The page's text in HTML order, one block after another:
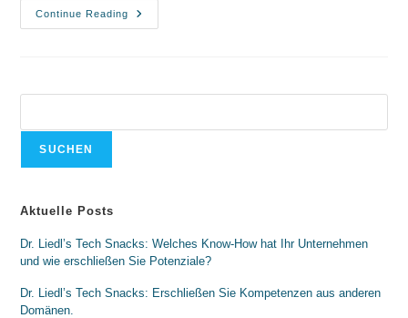
Continue Reading
SUCHEN
Aktuelle Posts
Dr. Liedl’s Tech Snacks: Welches Know-How hat Ihr Unternehmen
und wie erschließen Sie Potenziale?
Dr. Liedl’s Tech Snacks: Erschließen Sie Kompetenzen aus anderen
Domänen.